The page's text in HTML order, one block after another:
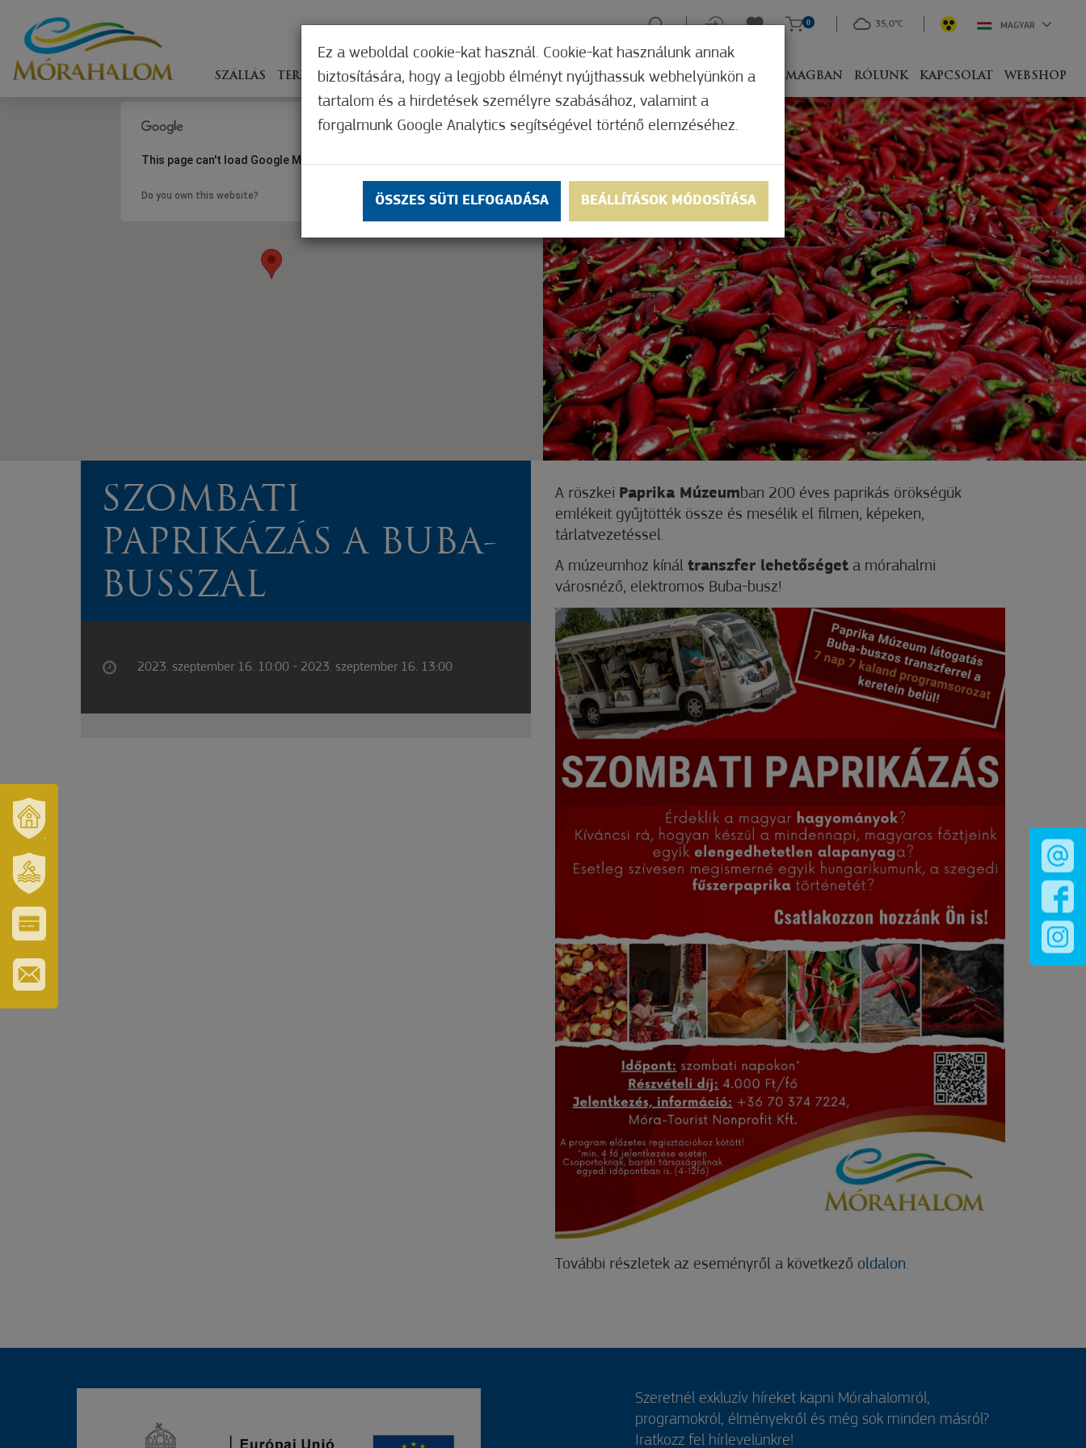
ÉS
TÉRSÉGÜNK
ERZSÉBET
GYÓGYFÜRDŐ
ÉS
TURISZTIKAI
KÁRTYA
SZÁLLÁS TERÍTÉKEN ÉLMÉNYSZERZÉS ZÖLD FÓKUSZ GYÓGYHELY MERRE, MIVEL CSOMAGBAN RÓLUNK KAPCSOLAT WEBSHOP
0 35,0°C MAGYAR
This page can't load Google Maps correctly.
Do you own this website? OK
SZOMBATI
PAPRIKÁZÁS A BUBA-
BUSSZAL
2023. szeptember 16. 10:00 - 2023. szeptember 16. 13:00
A röszkei Paprika Múzeumban 200 éves paprikás örökségük
emlékeit gyűjtötték össze és mesélik el filmen, képeken,
tárlatvezetéssel.
A múzeumhoz kínál transzfer lehetőséget a mórahalmi
városnéző, elektromos Buba-busz!
További részletek az eseményről a következő oldalon.
Ez a weboldal cookie-kat használ. Cookie-kat használunk annak
biztosítására, hogy a legjobb élményt nyújthassuk webhelyünkön a
tartalom és a hirdetések személyre szabásához, valamint a
forgalmunk Google Analytics segítségével történő elemzéséhez.
ÖSSZES SÜTI ELFOGADÁSA BEÁLLÍTÁSOK MÓDOSÍTÁSA
Szeretnél exkluzív híreket kapni Mórahalomról,
programokról, élményekről és még sok minden másról?
Iratkozz fel hírlevelünkre!